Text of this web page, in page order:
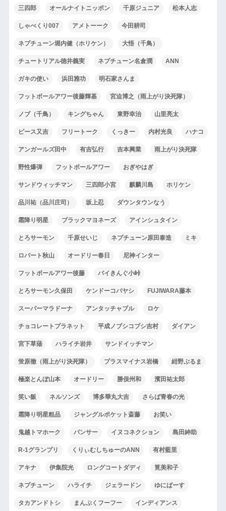
三四郎 オールナイトニッポン 千原ジュニア 松本人志
しゃべくり007 アメトーーク 今田耕司
ネプチューン堀内健（ホリケン） 大悟（千鳥）
チュートリアル徳井義実 ネプチューン名倉潤 ANN
ガキの使い 浜田雅功 明石家さんま
フットボールアワー後藤輝基 宮迫博之（雨上がり決死隊）
ノブ（千鳥） キングちゃん 東野幸治 山里亮太
ピース又吉 フリートーク くっきー 内村光良 ハナコ
アンガールズ田中 有吉弘行 吉本興業 雨上がり決死隊
野性爆弾 フットボールアワー おぎやはぎ
サンドウィッチマン 三四郎小宮 麒麟川島 ホリケン
品川祐（品川庄司） 坂上忍 ダウンタウンなう
霜降り明星 ブラックマヨネーズ アインシュタイン
とろサーモン 千原せいじ ネプチューン原田泰造 ミキ
ロバート秋山 オードリー春日 尼神インター
フットボールアワー後藤 バイきんぐ小峠
とろサーモン久保田 ケンドーコバヤシ FUJIWARA藤本
スーパーマラドーナ アンタッチャブル ロケ
チョコレートプラネット 平成ノブシコブシ吉村 ダイアン
宮下草薙 ハライチ岩井 サンドイッチマン
蛍原徹（雨上がり決死隊） プラスマイナス岩橋 紺野ぶるま
極楽とんぼ山本 オードリー 勝俣州和 濱田祐太郎
笑い飯 ネルソンズ 博多華丸大吉 さらば青春の光
霜降り明星粗品 ジャングルポケット斎藤 お笑い
鬼越トマホーク パンサー イヌコネクション 島田紳助
R-1グランプリ くりぃむしちゅーのANN 有村藍里
アキナ 伊集院光 ロングコートダディ 筧美和子
ネプチューン ハライチ ジェラードン ゆにばーす
タカアンドトシ まんぷくフーフー インディアンス